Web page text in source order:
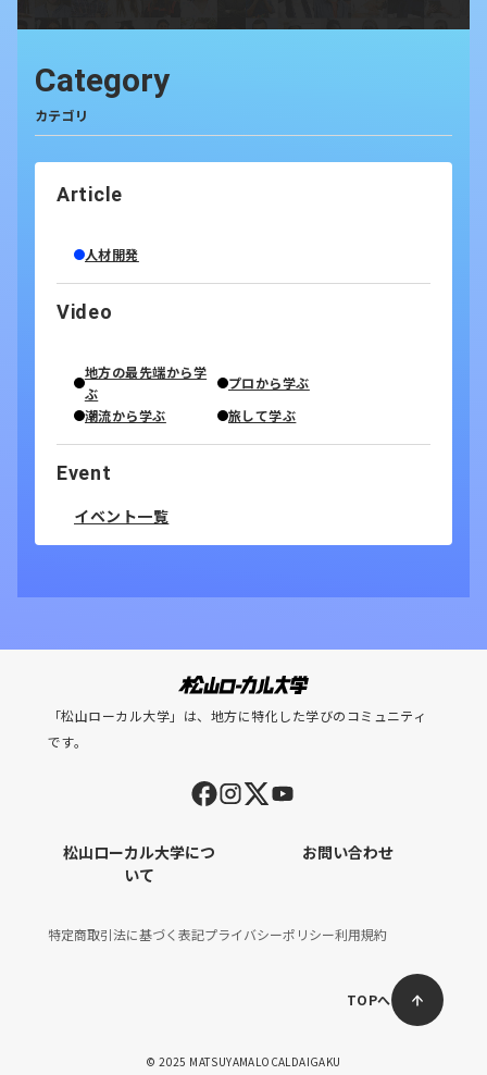
Category
カテゴリ
Article
人材開発
Video
地方の最先端から学
ぶ
プロから学ぶ
潮流から学ぶ
旅して学ぶ
Event
イベント一覧
「松山ローカル大学」は、地方に特化した学びのコミュニティ
です。
松山ローカル大学につ
いて
お問い合わせ
特定商取引法に基づく表記プライバシーポリシー利用規約
TOPへ
© 2025 MATSUYAMALOCALDAIGAKU